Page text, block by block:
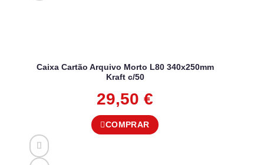
Caixa Cartão Arquivo Morto L80 340x250mm
Kraft c/50
29,50 €
COMPRAR